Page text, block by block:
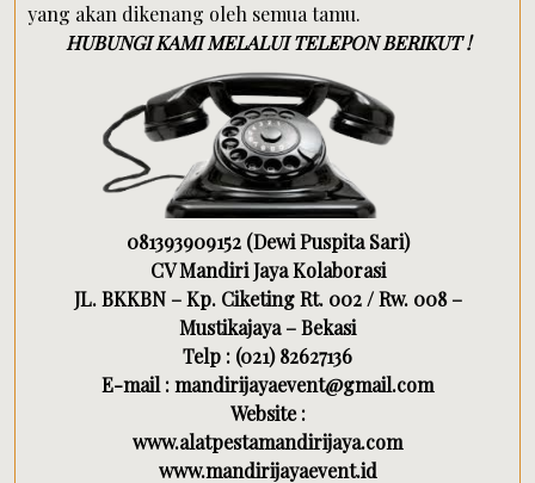
yang akan dikenang oleh semua tamu.
HUBUNGI KAMI MELALUI TELEPON BERIKUT !
081393909152 (Dewi Puspita Sari)
CV Mandiri Jaya Kolaborasi
JL. BKKBN – Kp. Ciketing Rt. 002 / Rw. 008 –
Mustikajaya – Bekasi
Telp : (021) 82627136
E-mail : mandirijayaevent@gmail.com
Website :
www.alatpestamandirijaya.com
www.mandirijayaevent.id